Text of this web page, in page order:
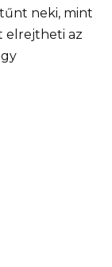
neki, mint
elrejtheti az